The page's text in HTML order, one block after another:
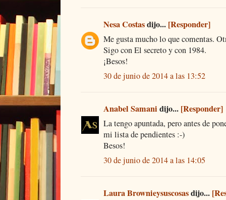
Nesa Costasdijo... [Responder]
Me gusta mucho lo que comentas.
Sigo con El secreto y con 1984.
¡Besos!
30 de junio de 2014 a las 13:52
Anabel Samani dijo... [Responder]
La tengo apuntada, pero antes de
mi lista de pendientes :-)
Besos!
30 de junio de 2014 a las 14:05
Laura Brownieysuscosasdijo...